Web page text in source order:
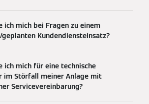
ich mich bei Fragen zu einem
geplanten Kundendiensteinsatz?
ich mich für eine technische
im Störfall meiner Anlage mit
Servicevereinbarung?